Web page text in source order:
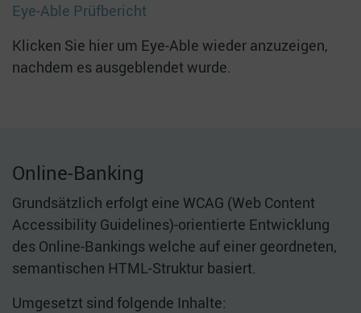
Eye-Able Prüfbericht
Klicken Sie hier um Eye-Able wieder anzuzeigen,
nachdem es ausgeblendet wurde.
Online-Banking
Grundsätzlich erfolgt eine WCAG (Web Content
Accessibility Guidelines)-orientierte Entwicklung
des Online-Bankings welche auf einer geordneten,
semantischen HTML-Struktur basiert.
Umgesetzt sind folgende Inhalte: